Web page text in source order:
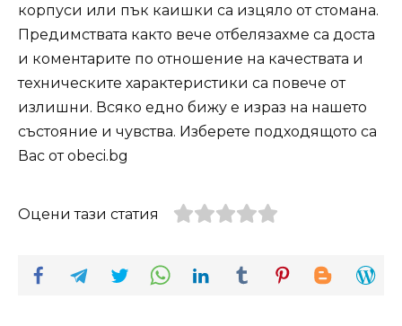
корпуси или пък каишки са изцяло от стомана.
Предимствата както вече отбелязахме са доста
и коментарите по отношение на качествата и
техническите характеристики са повече от
излишни. Всяко едно бижу е израз на нашето
състояние и чувства. Изберете подходящото са
Вас от obeci.bg
Оцени тази статия